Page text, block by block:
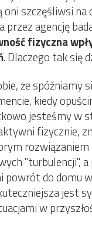
szczęśliwsi
agencję
fizyczna
. Dlaczego tak się
że
kiedy
jesteśmy w
fizycznie,
"turbulencji",
do domu
jest
w